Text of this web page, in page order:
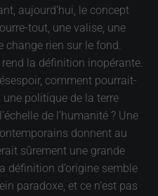
aujourd’hui, le concept
tout, une valise, une
change rien sur le fond.
rend la définition inopérante.
comment pourrait-
politique de la terre
de l’humanité ? Une
donnent au
sûrement une grande
définition d’origine semble
paradoxe, et ce n’est pas